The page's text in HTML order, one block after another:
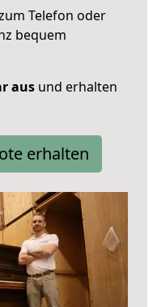
Telefon oder
bequem
aus und erhalten
erhalten